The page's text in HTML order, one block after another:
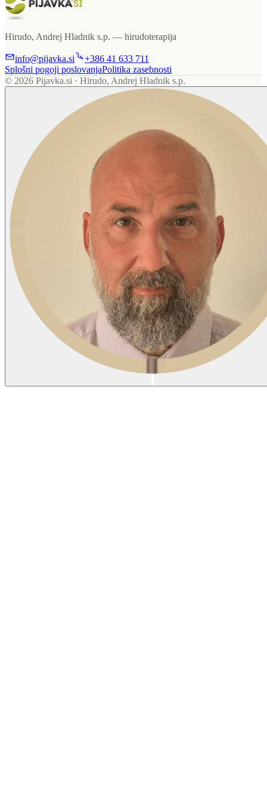
Hirudo, Andrej Hladnik s.p. — hirudoterapija
info@pijavka.si
+386 41 633 711
Splošni pogoji poslovanjaPolitika zasebnosti
© 2026 Pijavka.si · Hirudo, Andrej Hladnik s.p.